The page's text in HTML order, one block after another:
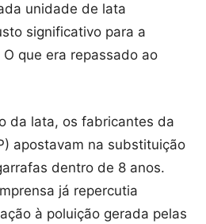
unidade de lata
significativo para a
que era repassado ao
da lata, os fabricantes da
apostavam na substituição
dentro de 8 anos.
já repercutia
à poluição gerada pelas